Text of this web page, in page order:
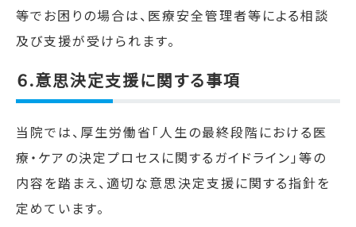
等でお困りの場合は、医療安全管理者等による相談
及び支援が受けられます。
６.意思決定支援に関する事項
当院では、厚生労働省「人生の最終段階における医
療・ケアの決定プロセスに関するガイドライン」等の
内容を踏まえ、適切な意思決定支援に関する指針を
定めています。